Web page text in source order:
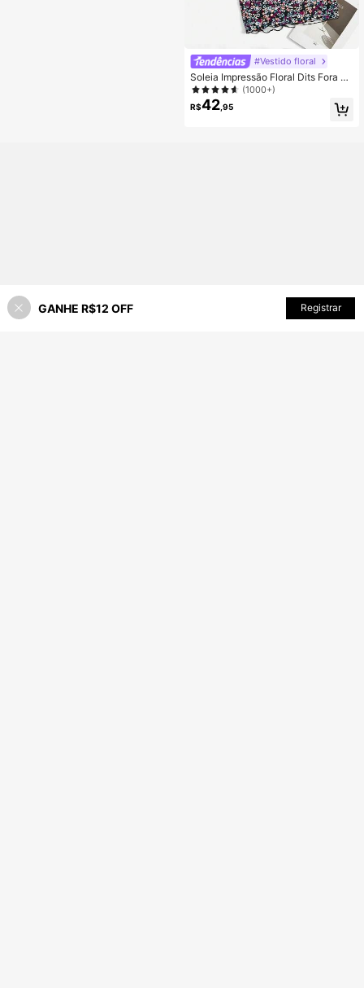
#Vestido floral
Soleia Impressão Floral Dits Fora D
o Ombro Franzido Vestido Apertado
(1000+)
R$42 ,95
55% OFF! ADICIONAR AO CARRINHO
GANHE R$12 OFF Registrar